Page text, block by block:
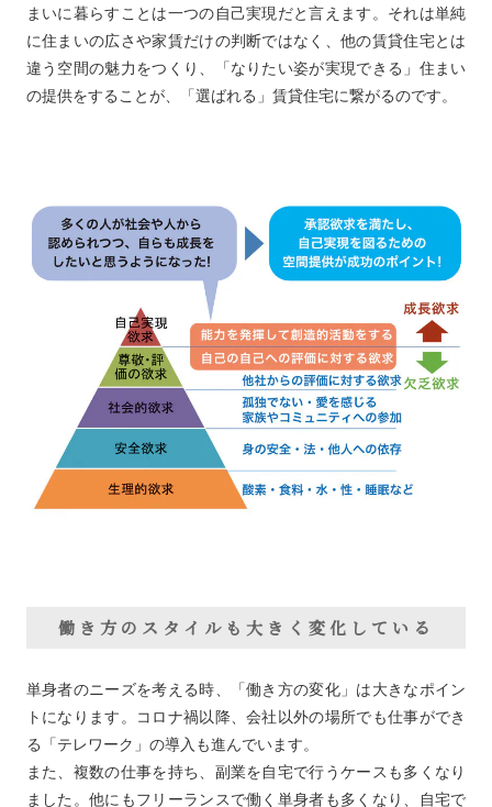
まいに暮らすことは一つの自己実現だと言えます。それは単純
に住まいの広さや家賃だけの判断ではなく、他の賃貸住宅とは
違う空間の魅力をつくり、「なりたい姿が実現できる」住まい
の提供をすることが、「選ばれる」賃貸住宅に繋がるのです。
働き方のスタイルも大きく変化している
単身者のニーズを考える時、「働き方の変化」は大きなポイン
トになります。コロナ禍以降、会社以外の場所でも仕事ができ
る「テレワーク」の導入も進んでいます。
また、複数の仕事を持ち、副業を自宅で行うケースも多くなり
ました。他にもフリーランスで働く単身者も多くなり、自宅で